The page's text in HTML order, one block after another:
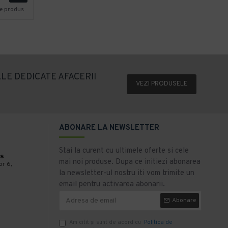
produs
DEDICATE AFACERII
VEZI PRODUSELE
6,
ABONARE LA NEWSLETTER
Stai la curent cu ultimele oferte si cele
mai noi produse. Dupa ce initiezi abonarea
la newsletter-ul nostru iti vom trimite un
email pentru activarea abonarii.
Abonare
Am citit şi sunt de acord cu Politica de